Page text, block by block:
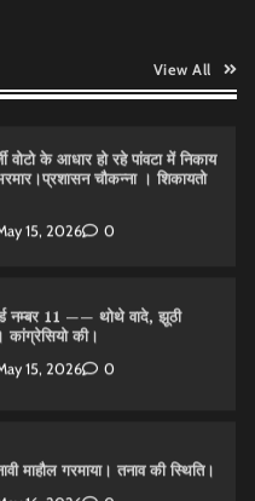
View All
वोटो के आधार हो रहे पांवटा में निकाय
चौकन्ना । शिकायतो
15, 2026 0
नम्बर 11 —— थोथे वादे, झूठी
कांग्रेसियो की।
15, 2026 0
माहौल गरमाया। तनाव की स्थिति।